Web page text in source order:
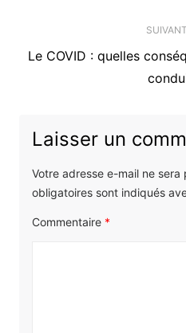
SUIVANT
Article
Le COVID : quelles
Laisser un
Votre adresse e-mail ne sera
obligatoires sont indiqués
Commentaire *